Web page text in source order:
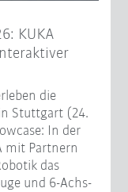
KUKA
die
Stuttgart (24.
In der
mit Partnern
das
und 6-Achs-